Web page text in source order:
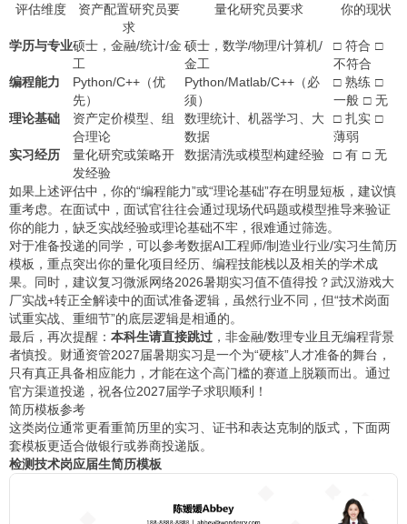
评估维度
资产配置研究员要
求
量化研究员要求 你的现状
学历与专业硕士，金融/统计/金
工
硕士，数学/物理/计算机/
金工
□ 符合 □
不符合
编程能力
Python/C++（优
先）
Python/Matlab/C++（必
须）
□ 熟练 □
一般 □ 无
理论基础
资产定价模型、组
合理论
数理统计、机器学习、大
数据
□ 扎实 □
薄弱
实习经历
量化研究或策略开
发经验
数据清洗或模型构建经验 □ 有 □ 无
如果上述评估中，你的“编程能力”或“理论基础”存在明显短板，建议慎
重考虑。在面试中，面试官往往会通过现场代码题或模型推导来验证
你的能力，缺乏实战经验或理论基础不牢，很难通过筛选。
对于准备投递的同学，可以参考数据AI工程师/制造业行业/实习生简历
模板 ，重点突出你的量化项目经历、编程技能栈以及相关的学术成
果。同时，建议复习微派网络2026暑期实习值不值得投？武汉游戏大
厂实战+转正全解读中的面试准备逻辑，虽然行业不同，但“技术岗面
试重实战、重细节”的底层逻辑是相通的。
最后，再次提醒： 本科生请直接跳过 ，非金融/数理专业且无编程背景
者慎投。财通资管2027届暑期实习是一个为“硬核”人才准备的舞台，
只有真正具备相应能力，才能在这个高门槛的赛道上脱颖而出。通过
官方渠道投递，祝各位2027届学子求职顺利！
简历模板参考
这类岗位通常更看重简历里的实习、证书和表达克制的版式，下面两
套模板更适合做银行或券商投递版。
检测技术岗应届生简历模板